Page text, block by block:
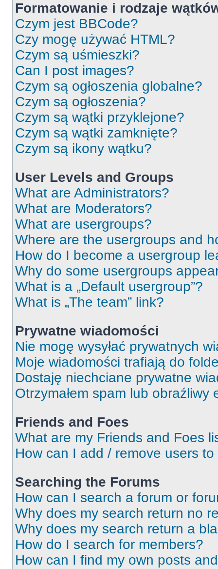
Formatowanie i rodzaje
Czym jest BBCode?
Czy mogę używać HTML?
Czym są uśmieszki?
Can I post images?
Czym są ogłoszenia globalne?
Czym są ogłoszenia?
Czym są wątki przyklejone?
Czym są wątki zamknięte?
Czym są ikony wątku?
User Levels and Groups
What are Administrators?
What are Moderators?
What are usergroups?
Where are the usergroups and
How do I become a usergroup
Why do some usergroups
What is a „Default usergroup”?
What is „The team” link?
Prywatne wiadomości
Nie mogę wysyłać prywatnych
Moje wiadomości trafiają do
Dostaję niechciane prywatne
Otrzymałem spam lub
Friends and Foes
What are my Friends and Foes
How can I add / remove users
Searching the Forums
How can I search a forum or
Why does my search return no
Why does my search return a
How do I search for members?
How can I find my own posts